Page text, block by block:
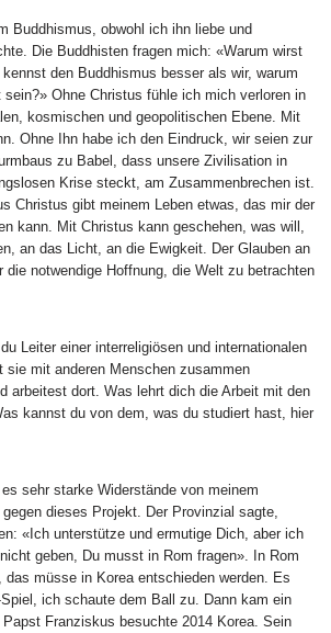
Buddhismus, obwohl ich ihn liebe und
Die Buddhisten fragen mich: «Warum wirst
den Buddhismus besser als wir, warum
sein?» Ohne Christus fühle ich mich verloren in
kosmischen und geopolitischen Ebene. Mit
Ohne Ihn habe ich den Eindruck, wir seien zur
zu Babel, dass unsere Zivilisation in
Krise steckt, am Zusammenbrechen ist.
Christus gibt meinem Leben etwas, das mir der
kann. Mit Christus kann geschehen, was will,
an das Licht, an die Ewigkeit. Der Glauben an
notwendige Hoffnung, die Welt zu betrachten
Leiter einer interreligiösen und internationalen
sie mit anderen Menschen zusammen
arbeitest dort. Was lehrt dich die Arbeit mit den
kannst du von dem, was du studiert hast, hier
sehr starke Widerstände von meinem
dieses Projekt. Der Provinzial sagte,
«Ich unterstütze und ermutige Dich, aber ich
geben, Du musst in Rom fragen». In Rom
das müsse in Korea entschieden werden. Es
ich schaute dem Ball zu. Dann kam ein
Franziskus besuchte 2014 Korea. Sein